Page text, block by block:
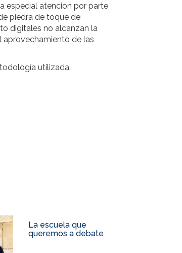
especial atención por parte
piedra de toque de
digitales no alcanzan la
aprovechamiento de las
utilizada.
La escuela que
queremos a debate